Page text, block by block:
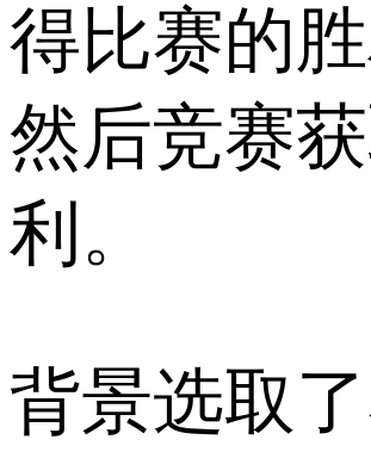
得比赛的胜
然后竞赛
利。
背景选取